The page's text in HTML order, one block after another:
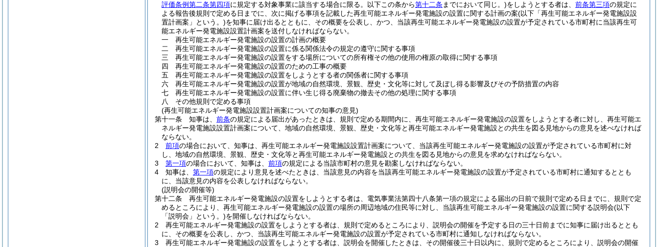
評価条例第二条第四項に規定する対象事業に該当する場合に限る。以下この条から第十二条 までにおいて同じ。)をしようとする者は、 前条第三項の規定に
よる報告後規則で定める日までに、次に掲げる事項を記載した再生可能エネルギー発電施設の設置に関する計画の案(以下「再生可能エネルギー発電施設設
置計画案」という。)を知事に届け出るとともに、その概要を公表し、かつ、当該再生可能エネルギー発電施設の設置が予定されている市町村に当該再生可
能エネルギー発電施設設置計画案を送付しなければならない。
一
再生可能エネルギー発電施設の設置の計画の概要
二
再生可能エネルギー発電施設の設置に係る関係法令の規定の遵守に関する事項
三
再生可能エネルギー発電施設の設置をする場所についての所有権その他の使用の権原の取得に関する事項
四
再生可能エネルギー発電施設の設置のための工事の概要
五
再生可能エネルギー発電施設の設置をしようとする者の関係者に関する事項
六
再生可能エネルギー発電施設の設置が地域の自然環境、景観、歴史・文化等に対して及ぼし得る影響及びその予防措置の内容
七
再生可能エネルギー発電施設の設置に伴い生じ得る廃棄物の撤去その他の処理に関する事項
八
その他規則で定める事項
(再生可能エネルギー発電施設設置計画案についての知事の意見)
第十一条
知事は、 前条の規定による届出があったときは、規則で定める期間内に、再生可能エネルギー発電施設の設置をしようとする者に対し、再生可能エ
ネルギー発電施設設置計画案について、地域の自然環境、景観、歴史・文化等と再生可能エネルギー発電施設との共生を図る見地からの意見を述べなければ
ならない。
2
前項の場合において、知事は、再生可能エネルギー発電施設設置計画案について、当該再生可能エネルギー発電施設の設置が予定されている市町村に対
し、地域の自然環境、景観、歴史・文化等と再生可能エネルギー発電施設との共生を図る見地からの意見を求めなければならない。
3
第一項の場合において、知事は、 前項の規定による当該市町村の意見を勘案しなければならない。
4
知事は、 第一項の規定により意見を述べたときは、当該意見の内容を当該再生可能エネルギー発電施設の設置が予定されている市町村に通知するととも
に、当該意見の内容を公表しなければならない。
(説明会の開催等)
第十二条
再生可能エネルギー発電施設の設置をしようとする者は、電気事業法第四十八条第一項の規定による届出の日前で規則で定める日までに、規則で定
めるところにより、再生可能エネルギー発電施設の設置の場所の周辺地域の住民等に対し、当該再生可能エネルギー発電施設の設置に関する説明会(以下
「説明会」という。)を開催しなければならない。
2
再生可能エネルギー発電施設の設置をしようとする者は、規則で定めるところにより、説明会の開催を予定する日の三十日前までに知事に届け出るととも
に、その概要を公表し、かつ、当該再生可能エネルギー発電施設の設置が予定されている市町村に通知しなければならない。
3
再生可能エネルギー発電施設の設置をしようとする者は、説明会を開催したときは、その開催後三十日以内に、規則で定めるところにより、説明会の開催